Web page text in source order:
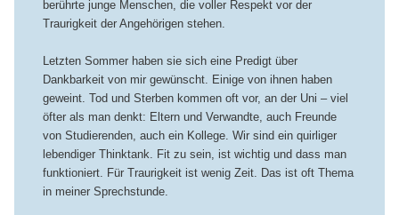
berührte junge Menschen, die voller Respekt vor der
Traurigkeit der Angehörigen stehen.
Letzten Sommer haben sie sich eine Predigt über
Dankbarkeit von mir gewünscht. Einige von ihnen haben
geweint. Tod und Sterben kommen oft vor, an der Uni – viel
öfter als man denkt: Eltern und Verwandte, auch Freunde
von Studierenden, auch ein Kollege. Wir sind ein quirliger
lebendiger Thinktank. Fit zu sein, ist wichtig und dass man
funktioniert. Für Traurigkeit ist wenig Zeit. Das ist oft Thema
in meiner Sprechstunde.